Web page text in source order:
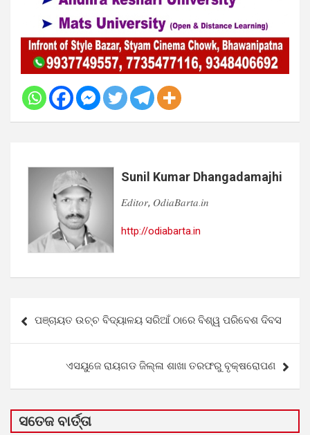
Sunil Kumar Dhangadamajhi
𝐸𝑑𝑖𝑡𝑜𝑟, 𝑂𝑑𝑖𝑎𝐵𝑎𝑟𝑡𝑎.𝑖𝑛
http://odiabarta.in
navigation
ପଞ୍ଚାୟତ ଉଚ୍ଚ ବିଦ୍ୟାଳୟ ସରିଆଁ ଠାରେ ବିଶ୍ୱ ପରିବେଶ ଦିବସ
ଏସୟୁଜେ ରାୟଗଡ ଜିଲ୍ଳା ଶାଖା ତରଫରୁ ବୃକ୍ଷରୋପଣ
ସତେଜ ବାର୍ତ୍ତା